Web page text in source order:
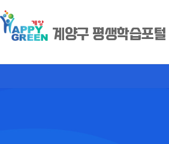
계양구 평생학습포털